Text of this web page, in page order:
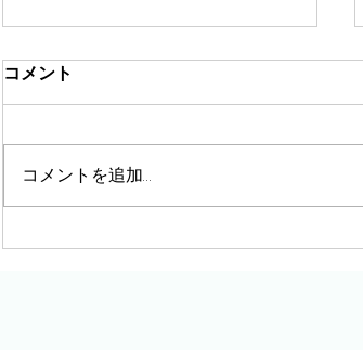
コメント
コメントを追加…